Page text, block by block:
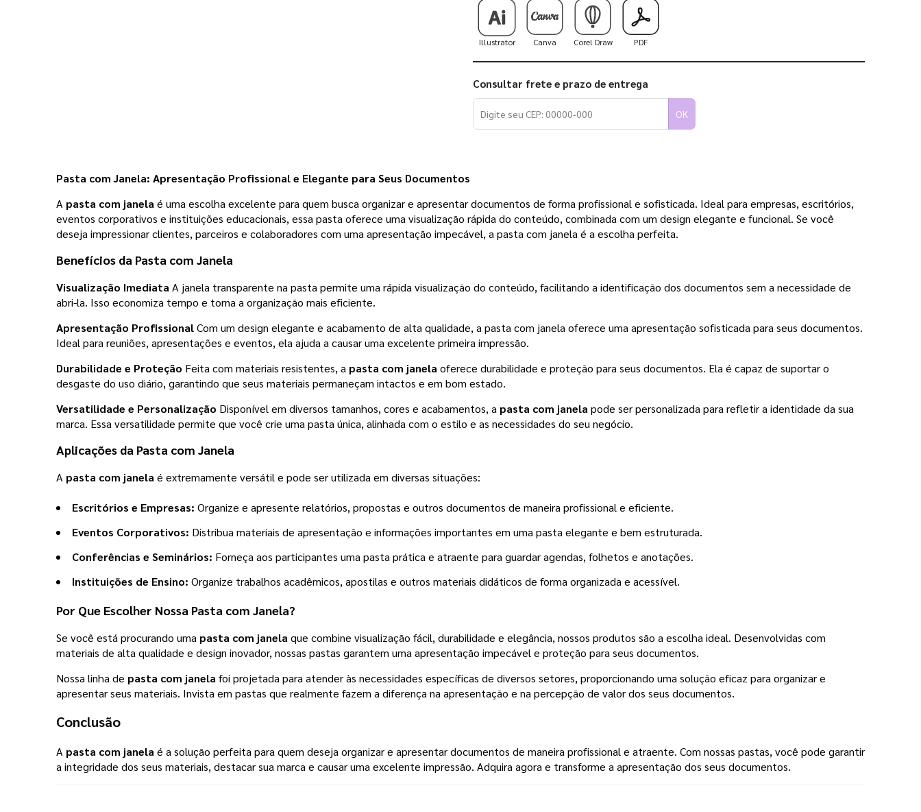
Illustrator Canva Corel Draw PDF
Consultar frete e prazo de entrega
OK
Pasta com Janela: Apresentação Profissional e Elegante para Seus Documentos
A pasta com janelaé uma escolha excelente para quem busca organizar e apresentar documentos de forma profissional e sofisticada. Ideal para empresas, escritórios,
eventos corporativos e instituições educacionais, essa pasta oferece uma visualização rápida do conteúdo, combinada com um design elegante e funcional. Se você
deseja impressionar clientes, parceiros e colaboradores com uma apresentação impecável, a pasta com janela é a escolha perfeita.
Benefícios da Pasta com Janela
Visualização ImediataA janela transparente na pasta permite uma rápida visualização do conteúdo, facilitando a identificação dos documentos sem a necessidade de
abri-la. Isso economiza tempo e torna a organização mais eficiente.
Apresentação ProfissionalCom um design elegante e acabamento de alta qualidade, a pasta com janela oferece uma apresentação sofisticada para seus documentos.
Ideal para reuniões, apresentações e eventos, ela ajuda a causar uma excelente primeira impressão.
Durabilidade e Proteção Feita com materiais resistentes, a pasta com janelaoferece durabilidade e proteção para seus documentos. Ela é capaz de suportar o
desgaste do uso diário, garantindo que seus materiais permaneçam intactos e em bom estado.
Versatilidade e Personalização Disponível em diversos tamanhos, cores e acabamentos, a pasta com janelapode ser personalizada para refletir a identidade da sua
marca. Essa versatilidade permite que você crie uma pasta única, alinhada com o estilo e as necessidades do seu negócio.
Aplicações da Pasta com Janela
A pasta com janelaé extremamente versátil e pode ser utilizada em diversas situações:
Escritórios e Empresas: Organize e apresente relatórios, propostas e outros documentos de maneira profissional e eficiente.
Eventos Corporativos: Distribua materiais de apresentação e informações importantes em uma pasta elegante e bem estruturada.
Conferências e Seminários: Forneça aos participantes uma pasta prática e atraente para guardar agendas, folhetos e anotações.
Instituições de Ensino: Organize trabalhos acadêmicos, apostilas e outros materiais didáticos de forma organizada e acessível.
Por Que Escolher Nossa Pasta com Janela?
Se você está procurando uma pasta com janelaque combine visualização fácil, durabilidade e elegância, nossos produtos são a escolha ideal. Desenvolvidas com
materiais de alta qualidade e design inovador, nossas pastas garantem uma apresentação impecável e proteção para seus documentos.
Nossa linha de pasta com janelafoi projetada para atender às necessidades específicas de diversos setores, proporcionando uma solução eficaz para organizar e
apresentar seus materiais. Invista em pastas que realmente fazem a diferença na apresentação e na percepção de valor dos seus documentos.
Conclusão
A pasta com janelaé a solução perfeita para quem deseja organizar e apresentar documentos de maneira profissional e atraente. Com nossas pastas, você pode garantir
a integridade dos seus materiais, destacar sua marca e causar uma excelente impressão. Adquira agora e transforme a apresentação dos seus documentos.